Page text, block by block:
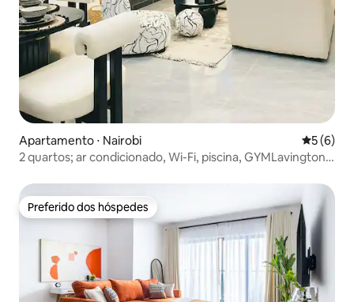
Apartamento ⋅ Nairobi 5 de
5 (6)
2 quartos; ar condicionado, Wi-Fi, piscina, GYMLavington-
Preferido dos hóspedes
Preferido dos hóspedes